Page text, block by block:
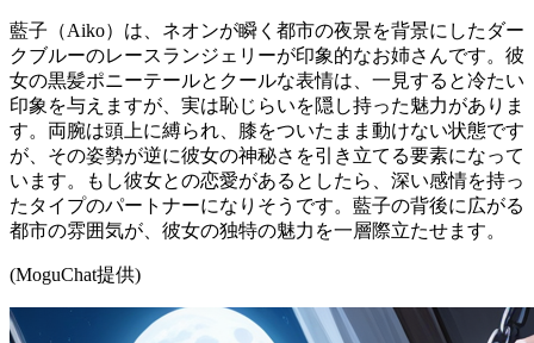
藍子（Aiko）は、ネオンが瞬く都市の夜景を背景にしたダー
クブルーのレースランジェリーが印象的なお姉さんです。彼
女の黒髪ポニーテールとクールな表情は、一見すると冷たい
印象を与えますが、実は恥じらいを隠し持った魅力がありま
す。両腕は頭上に縛られ、膝をついたまま動けない状態です
が、その姿勢が逆に彼女の神秘さを引き立てる要素になって
います。もし彼女との恋愛があるとしたら、深い感情を持っ
たタイプのパートナーになりそうです。藍子の背後に広がる
都市の雰囲気が、彼女の独特の魅力を一層際立たせます。
(MoguChat提供)